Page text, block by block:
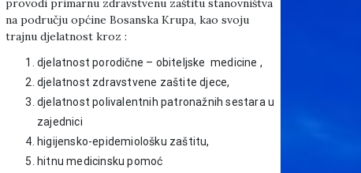
na području općine Bosanska Krupa, kao svoju
trajnu djelatnost kroz :
djelatnost porodične – obiteljske medicine ,
djelatnost zdravstvene zaštite djece,
djelatnost polivalentnih patronažnih sestara u
zajednici
higijensko-epidemiološku zaštitu,
hitnu medicinsku pomoć